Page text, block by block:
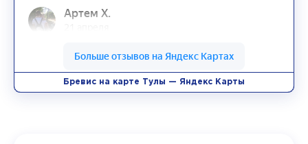
Бревис на карте Тулы — Яндекс Карты